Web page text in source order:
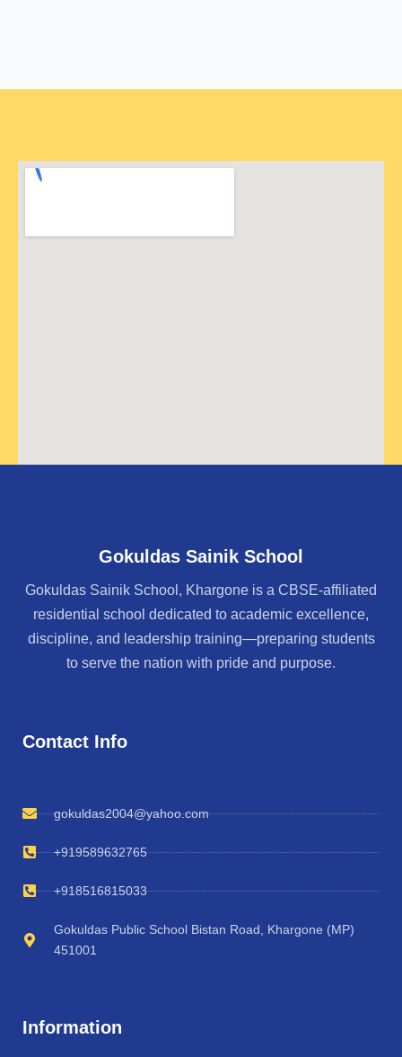
Gokuldas Sainik School
Gokuldas Sainik School, Khargone is a CBSE-affiliated
residential school dedicated to academic excellence,
discipline, and leadership training—preparing students
to serve the nation with pride and purpose.
Contact Info
gokuldas2004@yahoo.com
+919589632765
+918516815033
Gokuldas Public School Bistan Road, Khargone (MP)
451001
Information